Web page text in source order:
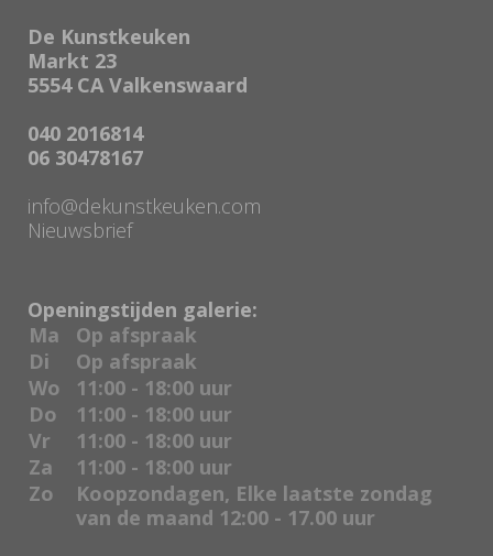
De Kunstkeuken
Markt 23
5554 CA Valkenswaard
040 2016814
06 30478167
info@dekunstkeuken.com
Nieuwsbrief
Openingstijden galerie:
Ma
Op afspraak
Di
Op afspraak
Wo
11:00 - 18:00 uur
Do
11:00 - 18:00 uur
Vr
11:00 - 18:00 uur
Za
11:00 - 18:00 uur
Zo
Koopzondagen, Elke laatste zondag
van de maand 12:00 - 17.00 uur